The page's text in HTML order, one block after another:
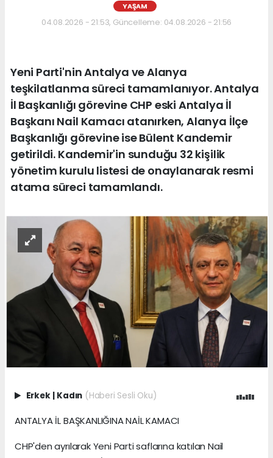
YAŞAM
04.08.2026 - 21:53, Güncelleme: 04.08.2026 - 21:56
Yeni Parti'nin Antalya ve Alanya
teşkilatlanma süreci tamamlanıyor. Antalya
İl Başkanlığı görevine CHP eski Antalya İl
Başkanı Nail Kamacı atanırken, Alanya İlçe
Başkanlığı görevine ise Bülent Kandemir
getirildi. Kandemir'in sunduğu 32 kişilik
yönetim kurulu listesi de onaylanarak resmi
atama süreci tamamlandı.
Erkek | Kadın (Haberi Sesli Oku)
ANTALYA İL BAŞKANLIĞINA NAİL KAMACI
CHP'den ayrılarak Yeni Parti saflarına katılan Nail